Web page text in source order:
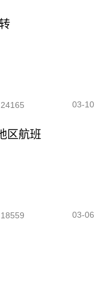
24165 03-10
区航班
18559 03-06